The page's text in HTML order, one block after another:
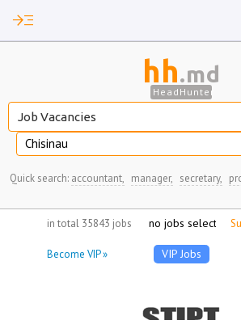
read_more
hh.md
HeadHunter
Chisinau
Quick search: accountant, manager, secretary,
in total 35843 jobs no jobs selected
Become VIP » VIP Jobs